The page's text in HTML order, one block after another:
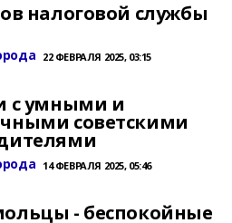
налоговой службы
22 ФЕВРАЛЯ 2025, 03:15
с умными и
советскими
14 ФЕВРАЛЯ 2025, 05:46
- беспокойные